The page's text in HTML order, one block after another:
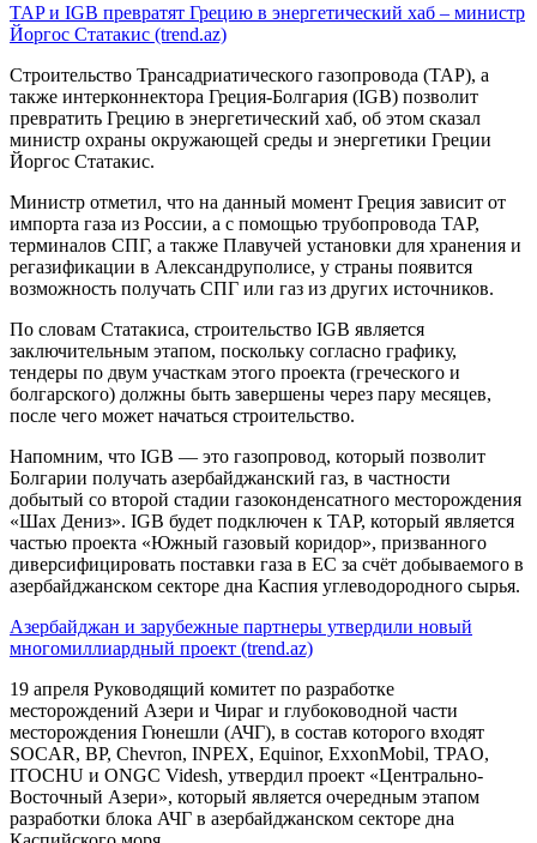
TAP и IGB превратят Грецию в энергетический хаб – министр
Йоргос Статакис (trend.az)
Строительство Трансадриатического газопровода (TAP), а
также интерконнектора Греция-Болгария (IGB) позволит
превратить Грецию в энергетический хаб, об этом сказал
министр охраны окружающей среды и энергетики Греции
Йоргос Статакис.
Министр отметил, что на данный момент Греция зависит от
импорта газа из России, а с помощью трубопровода TAP,
терминалов СПГ, а также Плавучей установки для хранения и
регазификации в Александруполисе, у страны появится
возможность получать СПГ или газ из других источников.
По словам Статакиса, строительство IGB является
заключительным этапом, поскольку согласно графику,
тендеры по двум участкам этого проекта (греческого и
болгарского) должны быть завершены через пару месяцев,
после чего может начаться строительство.
Напомним, что IGB — это газопровод, который позволит
Болгарии получать азербайджанский газ, в частности
добытый со второй стадии газоконденсатного месторождения
«Шах Дениз». IGB будет подключен к ТАР, который является
частью проекта «Южный газовый коридор», призванного
диверсифицировать поставки газа в ЕС за счёт добываемого в
азербайджанском секторе дна Каспия углеводородного сырья.
Азербайджан и зарубежные партнеры утвердили новый
многомиллиардный проект (trend.az)
19 апреля Руководящий комитет по разработке
месторождений Азери и Чираг и глубоководной части
месторождения Гюнешли (АЧГ), в состав которого входят
SOCAR, BP, Chevron, INPEX, Equinor, ExxonMobil, TPAO,
ITOCHU и ONGC Videsh, утвердил проект «Центрально-
Восточный Азери», который является очередным этапом
разработки блока АЧГ в азербайджанском секторе дна